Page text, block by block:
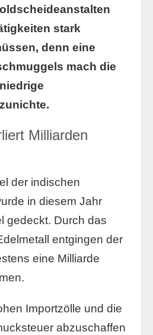
stark
denn eine
mach die
Milliarden
der indischen
in diesem Jahr
gedeckt. Durch das
entgingen der
eine Milliarde
Importzölle und die
abzuschaffen